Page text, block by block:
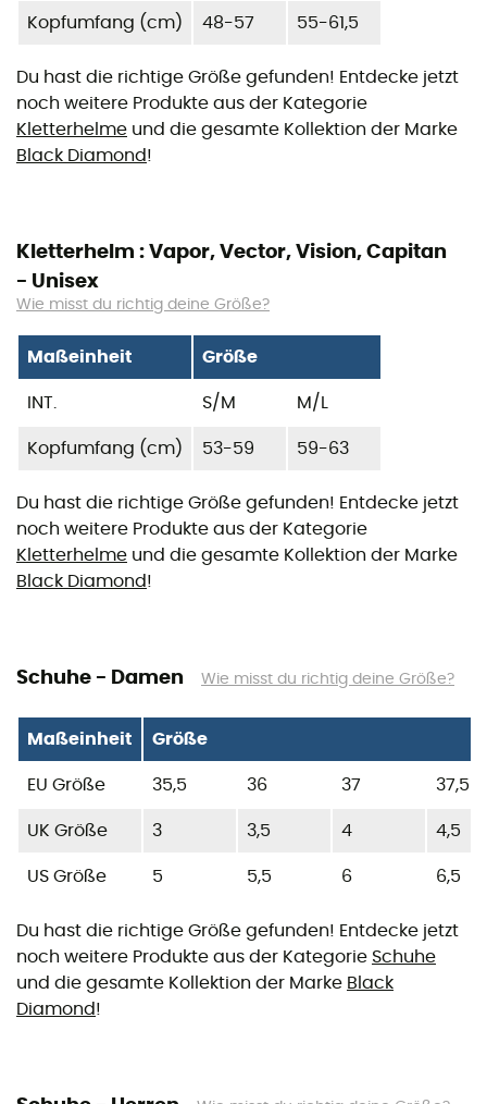
Kopfumfang (cm) 48-57 55-61,5
Du hast die richtige Größe gefunden! Entdecke jetzt
noch weitere Produkte aus der Kategorie
Kletterhelme und die gesamte Kollektion der Marke
Black Diamond!
Kletterhelm : Vapor, Vector, Vision, Capitan
- Unisex
Wie misst du richtig deine Größe?
Maßeinheit Größe
INT. S/M M/L
Kopfumfang (cm) 53-59 59-63
Du hast die richtige Größe gefunden! Entdecke jetzt
noch weitere Produkte aus der Kategorie
Kletterhelme und die gesamte Kollektion der Marke
Black Diamond!
Schuhe - Damen Wie misst du richtig deine Größe?
Maßeinheit Größe
EU Größe 35,5 36 37 37,5
UK Größe 3 3,5 4 4,5
US Größe 5 5,5 6 6,5
Du hast die richtige Größe gefunden! Entdecke jetzt
noch weitere Produkte aus der Kategorie Schuhe
und die gesamte Kollektion der Marke Black
Diamond!